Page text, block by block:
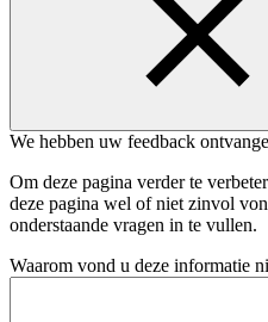
We hebben uw feedback
Om deze pagina verder te
deze pagina wel of niet zinvol
onderstaande vragen in te vullen.
Waarom vond u deze informatie